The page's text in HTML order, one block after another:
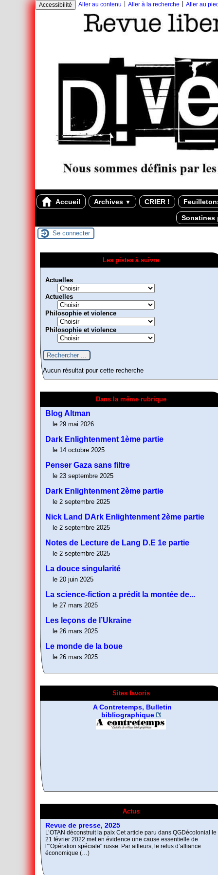
Accessibilité Aller au contenu Aller à la recherche Aller au
Accueil Archives ▼ CRIER !
Sonatines
Se connecter
Les pistes à suivre
Actuelles
Actuelles
Philosophie et violence
Philosophie et violence
Aucun résultat pour cette recherche
Dans la même rubrique
Blog Altman
le 29 mai 2026
Dark Enlightenment 1ème partie
le 14 octobre 2025
Penser Gaza sans filtre
le 23 septembre 2025
Dark Enlightenment 2ème partie
le 2 septembre 2025
Nick Land DArk Enlightenment 2ème partie
le 2 septembre 2025
Notes de Lecture de Lang D.E 1e partie
le 2 septembre 2025
La douce singularité
le 20 juin 2025
La science-fiction a prédit la montée de...
le 27 mars 2025
Les leçons de l’Ukraine
le 26 mars 2025
Le monde de la boue
le 26 mars 2025
Sites favoris
A Contretemps, Bulletin
Fragments d’Histoire de
la gauche radicale
De la désobeissance
Résistance non-
Actus
L’Autre et le Mal
Comment réunir les contraires antagonistes ?